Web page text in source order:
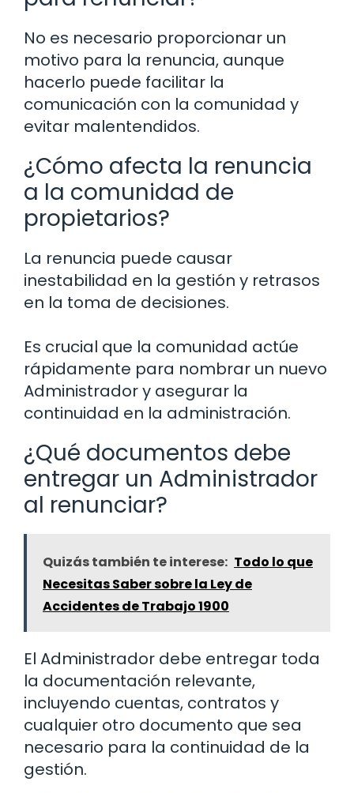
No es necesario proporcionar un
motivo para la renuncia, aunque
hacerlo puede facilitar la
comunicación con la comunidad y
evitar malentendidos.
¿Cómo afecta la renuncia
a la comunidad de
propietarios?
La renuncia puede causar
inestabilidad en la gestión y retrasos
en la toma de decisiones.
Es crucial que la comunidad actúe
rápidamente para nombrar un nuevo
Administrador y asegurar la
continuidad en la administración.
¿Qué documentos debe
entregar un Administrador
al renunciar?
Quizás también te interese: Todo lo que
Necesitas Saber sobre la Ley de
Accidentes de Trabajo 1900
El Administrador debe entregar toda
la documentación relevante,
incluyendo cuentas, contratos y
cualquier otro documento que sea
necesario para la continuidad de la
gestión.